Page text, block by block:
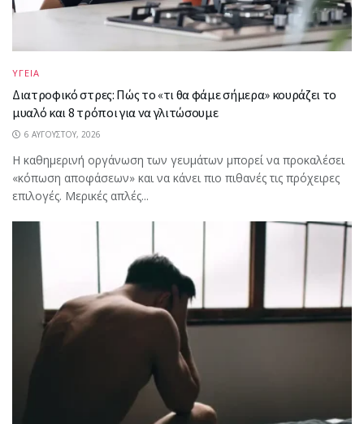
ΥΓΕΙΑ
Διατροφικό στρες: Πώς το «τι θα φάμε σήμερα» κουράζει το
μυαλό και 8 τρόποι για να γλιτώσουμε
6 ΑΥΓΟΎΣΤΟΥ, 2026
Η καθημερινή οργάνωση των γευμάτων μπορεί να προκαλέσει
«κόπωση αποφάσεων» και να κάνει πιο πιθανές τις πρόχειρες
επιλογές. Μερικές απλές...